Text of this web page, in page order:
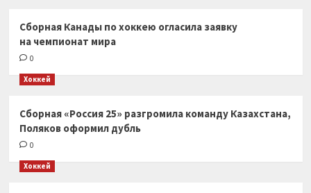
Сборная Канады по хоккею огласила заявку
на чемпионат мира
0
Хоккей
Сборная «Россия 25» разгромила команду Казахстана,
Поляков оформил дубль
0
Хоккей